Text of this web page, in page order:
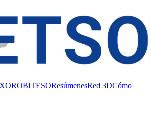
BITESOResúmenesRed 3DCómo